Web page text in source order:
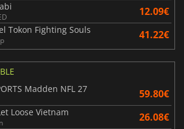
12.09€
Tokon Fighting Souls 41.22€
Madden NFL 27
59.80€
Loose Vietnam 26.08€